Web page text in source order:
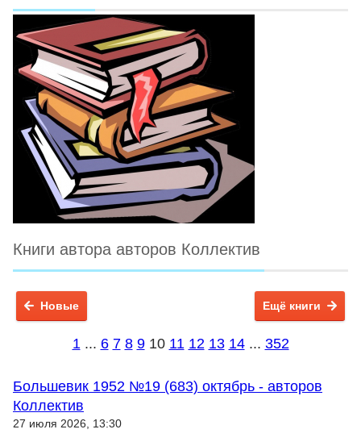
Книги автора авторов Коллектив
Новые Ещё книги
1 ... 6 7 8 9 10 11 12 13 14 ... 352
Большевик 1952 №19 (683) октябрь - авторов
Коллектив
27 июля 2026, 13:30